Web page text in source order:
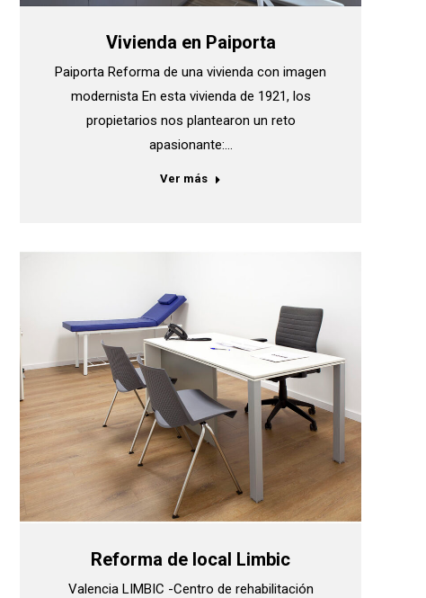
Vivienda en Paiporta
Paiporta Reforma de una vivienda con imagen
modernista En esta vivienda de 1921, los
propietarios nos plantearon un reto
apasionante:…
Ver más
Reforma de local Limbic
Valencia LIMBIC -Centro de rehabilitación